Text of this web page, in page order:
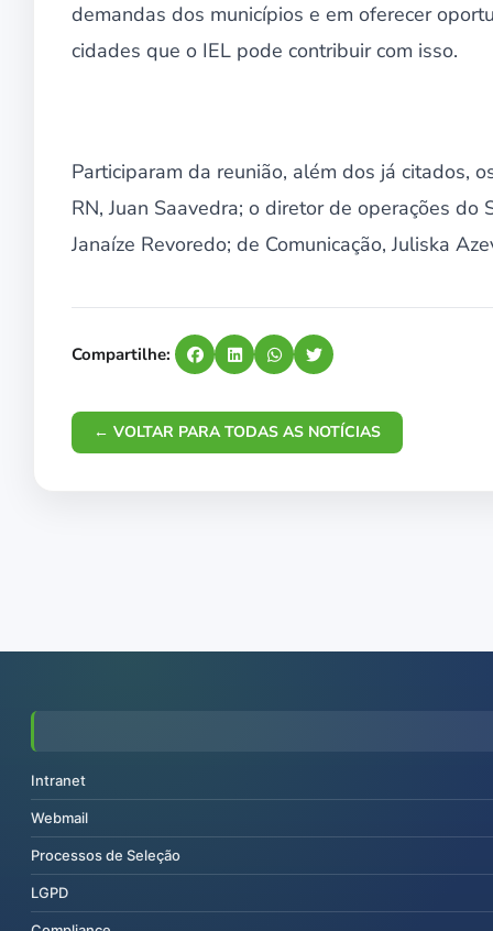
demandas dos municípios e em oferecer
cidades que o IEL pode contribuir com isso.
Participaram da reunião, além dos já citados,
RN, Juan Saavedra; o diretor de operações
Janaíze Revoredo; de Comunicação, Juliska
Compartilhe:
← VOLTAR PARA TODAS AS NOTÍCIAS
Intranet
Webmail
Processos de Seleção
LGPD